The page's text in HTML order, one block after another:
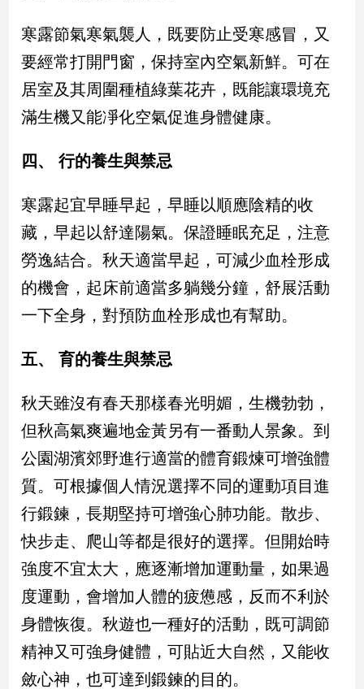
稿
專
區
【我
的
點】
寒露節氣寒氣襲人，既要防止受寒感冒，又
要經常打開門窗，保持室內空氣新鮮。可在
居室及其周圍種植綠葉花卉，既能讓環境充
滿生機又能凈化空氣促進身體健康。
四、 行的養生與禁忌
寒露起宜早睡早起，早睡以順應陰精的收
藏，早起以舒達陽氣。保證睡眠充足，注意
勞逸結合。秋天適當早起，可減少血栓形成
的機會，起床前適當多躺幾分鐘，舒展活動
一下全身，對預防血栓形成也有幫助。
五、 育的養生與禁忌
秋天雖沒有春天那樣春光明媚，生機勃勃，
但秋高氣爽遍地金黃另有一番動人景象。到
公園湖濱郊野進行適當的體育鍛煉可增強體
質。可根據個人情況選擇不同的運動項目進
行鍛鍊，長期堅持可增強心肺功能。散步、
快步走、爬山等都是很好的選擇。但開始時
強度不宜太大，應逐漸增加運動量，如果過
度運動，會增加人體的疲憊感，反而不利於
身體恢復。秋遊也一種好的活動，既可調節
精神又可強身健體，可貼近大自然，又能收
斂心神，也可達到鍛鍊的目的。